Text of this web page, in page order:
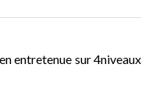
entretenue sur 4niveaux